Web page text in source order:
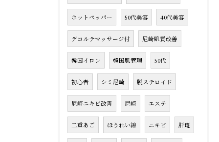
ホットペッパー 50代美容 40代美容
デコルテマッサージ付 尼崎肌質改善
韓国イロン 韓国肌管理 50代
初心者 シミ尼崎 脱ステロイド
尼崎ニキビ改善 尼崎 エステ
二重あご ほうれい線 ニキビ 肝斑